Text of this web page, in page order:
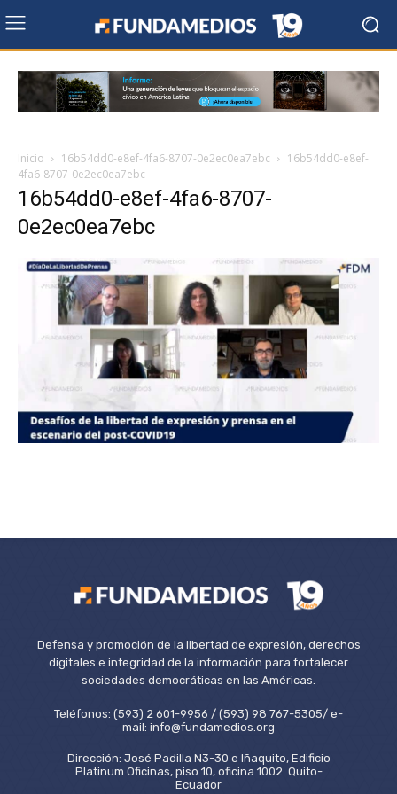
Inicio 16b54dd0-e8ef-4fa6-8707-0e2ec0ea7ebc
16b54dd0-e8ef-
4fa6-8707-0e2ec0ea7ebc
16b54dd0-e8ef-4fa6-8707-
0e2ec0ea7ebc
Defensa y promoción de la libertad de expresión, derechos
digitales e integridad de la información para fortalecer
sociedades democráticas en las Américas.
Teléfonos: (593) 2 601-9956 / (593) 98 767-5305/ e-
mail: info@fundamedios.org
Dirección: José Padilla N3-30 e Iñaquito, Edificio
Platinum Oficinas, piso 10, oficina 1002. Quito-
Ecuador